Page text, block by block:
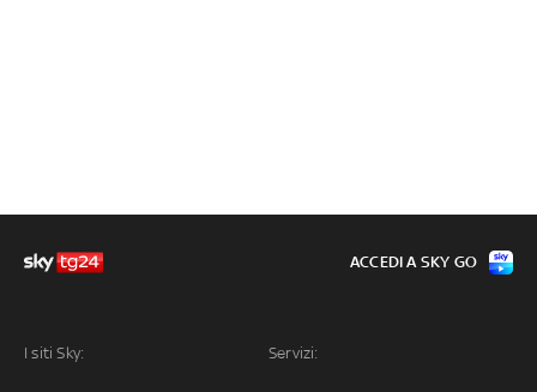
I siti Sky: Servizi:
ACCEDI A SKY GO